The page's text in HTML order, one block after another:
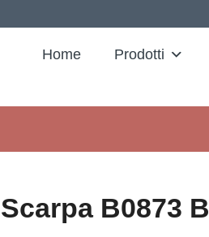
Home Prodotti
Scarpa B0873